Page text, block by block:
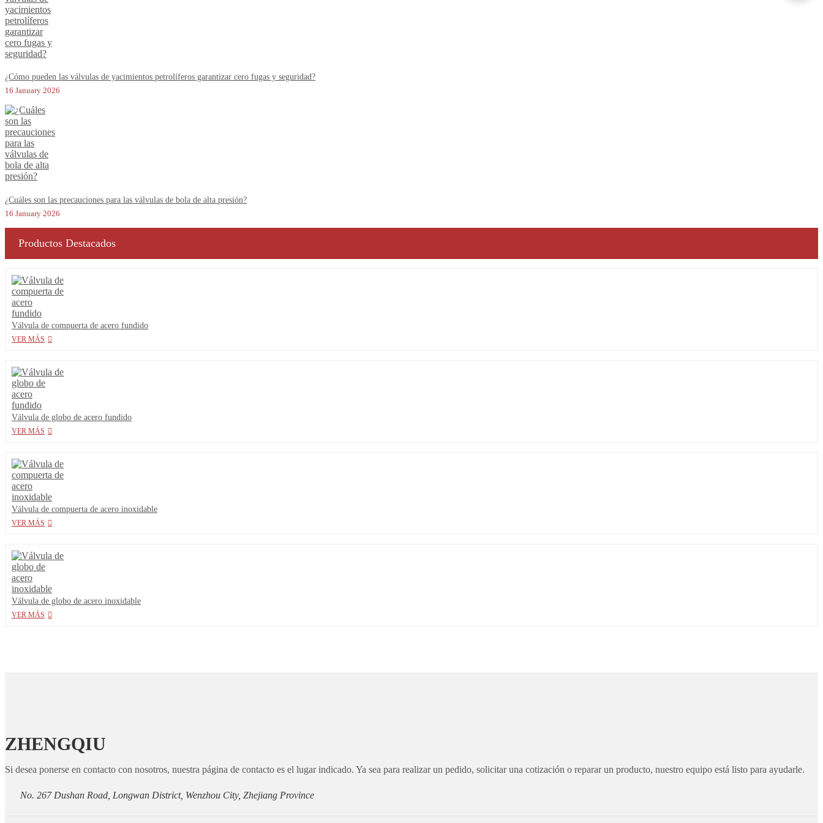
¿Cómo pueden las válvulas de yacimientos petrolíferos garantizar cero fugas y seguridad?
16 January 2026
¿Cuáles son las precauciones para las válvulas de bola de alta presión?
16 January 2026
Productos Destacados
Válvula de compuerta de acero fundido
VER MÁS
Válvula de globo de acero fundido
VER MÁS
Válvula de compuerta de acero inoxidable
VER MÁS
Válvula de globo de acero inoxidable
VER MÁS
ZHENGQIU
Si desea ponerse en contacto con nosotros, nuestra página de contacto es el lugar indicado. Ya sea para realizar un pedido, solicitar una cotización o reparar un producto, nuestro equipo está listo para ayudarle.
No. 267 Dushan Road, Longwan District, Wenzhou City, Zhejiang Province